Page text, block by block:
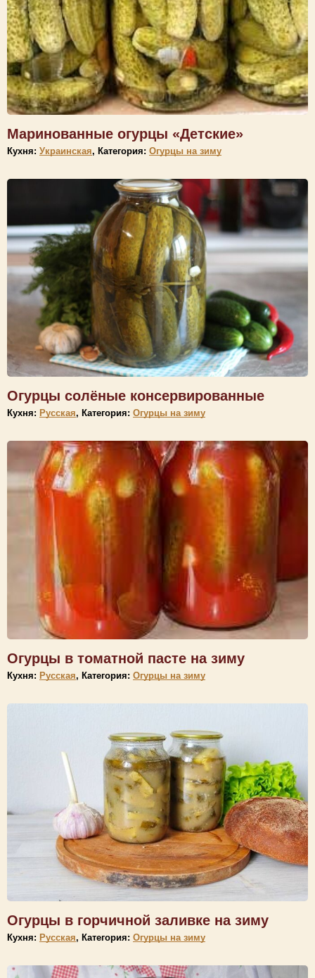
Маринованные огурцы «Детские»
Кухня: Украинская, Категория: Огурцы на зиму
Огурцы солёные консервированные
Кухня: Русская, Категория: Огурцы на зиму
Огурцы в томатной пасте на зиму
Кухня: Русская, Категория: Огурцы на зиму
Огурцы в горчичной заливке на зиму
Кухня: Русская, Категория: Огурцы на зиму